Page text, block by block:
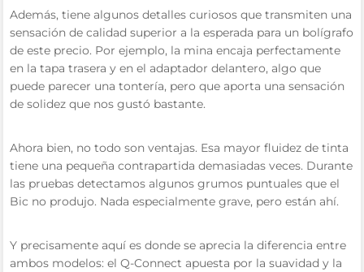
Además, tiene algunos detalles curiosos que transmiten una
sensación de calidad superior a la esperada para un bolígrafo
de este precio. Por ejemplo, la mina encaja perfectamente
en la tapa trasera y en el adaptador delantero, algo que
puede parecer una tontería, pero que aporta una sensación
de solidez que nos gustó bastante.
Ahora bien, no todo son ventajas. Esa mayor fluidez de tinta
tiene una pequeña contrapartida demasiadas veces. Durante
las pruebas detectamos algunos grumos puntuales que el
Bic no produjo. Nada especialmente grave, pero están ahí.
Y precisamente aquí es donde se aprecia la diferencia entre
ambos modelos: el Q-Connect apuesta por la suavidad y la